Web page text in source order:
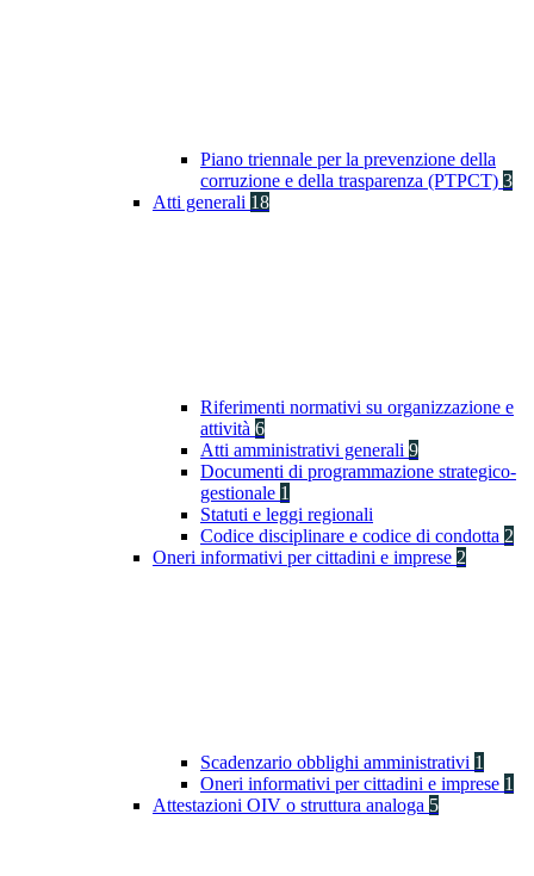
Piano triennale per la prevenzione della
corruzione e della trasparenza (PTPCT) 3
Atti generali 18
Riferimenti normativi su organizzazione e
attività 6
Atti amministrativi generali 9
Documenti di programmazione strategico-
gestionale 1
Statuti e leggi regionali
Codice disciplinare e codice di condotta 2
Oneri informativi per cittadini e imprese 2
Scadenzario obblighi amministrativi 1
Oneri informativi per cittadini e imprese 1
Attestazioni OIV o struttura analoga 5